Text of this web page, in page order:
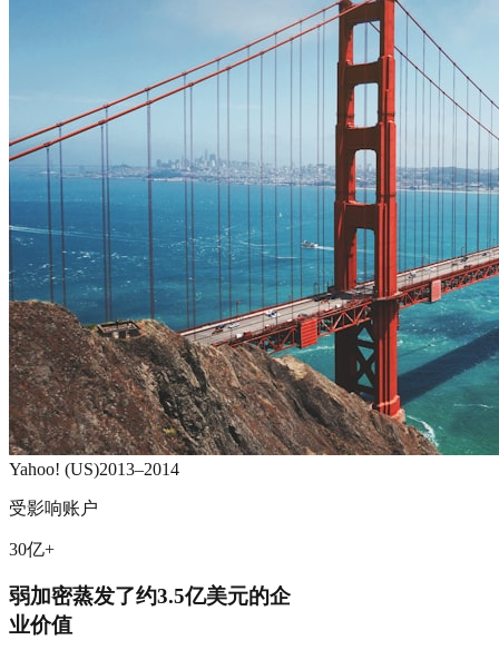
Yahoo! (US)2013–2014
受影响账户
30亿+
弱加密蒸发了约3.5亿美元的企
业价值